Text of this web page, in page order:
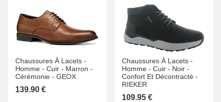
Chaussures À Lacets -
Homme - Cuir - Marron -
Cérémonie - GEOX
139.90 €
Chaussures À Lacets -
Homme - Cuir - Noir -
Confort Et Décontracté -
RIEKER
109.95 €